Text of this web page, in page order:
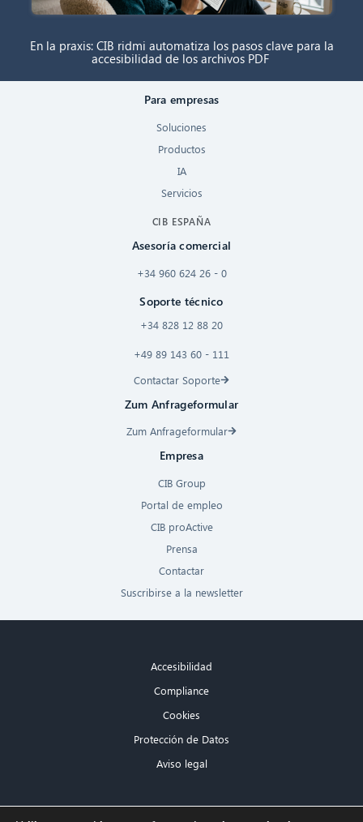
En la praxis: CIB ridmi automatiza los pasos clave para la
accesibilidad de los archivos PDF
Para empresas
Soluciones
Productos
IA
Servicios
CIB ESPAÑA
Asesoría comercial
+34 960 624 26 - 0
Soporte técnico
+34 828 12 88 20
+49 89 143 60 - 111
Contactar Soporte
Zum Anfrageformular
Zum Anfrageformular
Empresa
CIB Group
Portal de empleo
CIB proActive
Prensa
Contactar
Suscribirse a la newsletter
Accesibilidad
Compliance
Cookies
Protección de Datos
Aviso legal